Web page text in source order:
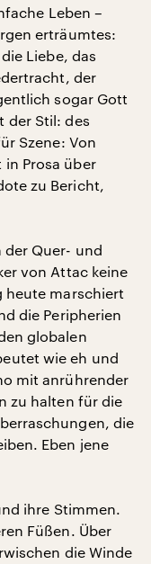
Leben –
erträumtes:
Liebe, das
der
sogar Gott
der Stil: des
Szene: Von
in Prosa über
zu Bericht,
der Quer- und
von Attac keine
heute marschiert
die Peripherien
globalen
wie eh und
mit anrührender
zu halten für die
die
Eben jene
ihre Stimmen.
Füßen. Über
die Winde